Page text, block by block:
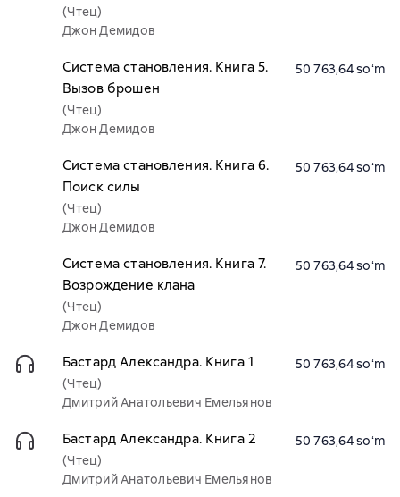
(Чтец)
Джон Демидов
Система становления. Книга 5.
Вызов брошен
(Чтец)
Джон Демидов
50 763,64 soʻm
Система становления. Книга 6.
Поиск силы
(Чтец)
Джон Демидов
50 763,64 soʻm
Система становления. Книга 7.
Возрождение клана
(Чтец)
Джон Демидов
50 763,64 soʻm
Бастард Александра. Книга 1
(Чтец)
Дмитрий Анатольевич Емельянов
50 763,64 soʻm
Бастард Александра. Книга 2
(Чтец)
Дмитрий Анатольевич Емельянов
50 763,64 soʻm